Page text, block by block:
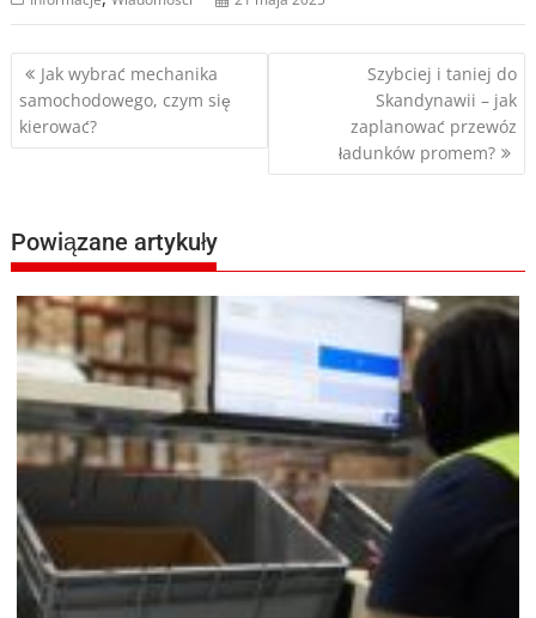
Nawigacja
wpisu
Jak wybrać mechanika
samochodowego, czym się
kierować?
Szybciej i taniej do
Skandynawii – jak
zaplanować przewóz
ładunków promem?
Powiązane artykuły